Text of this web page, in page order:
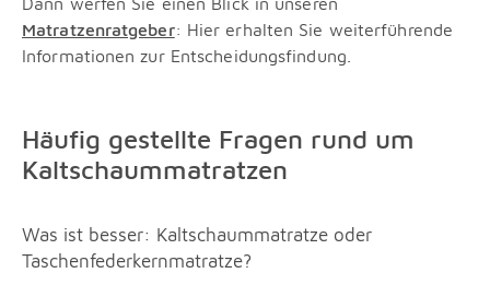
Matratzenratgeber: Hier erhalten Sie weiterführende
Informationen zur Entscheidungsfindung.
Häufig gestellte Fragen rund um
Kaltschaummatratzen
Was ist besser: Kaltschaummatratze oder
Taschenfederkernmatratze?